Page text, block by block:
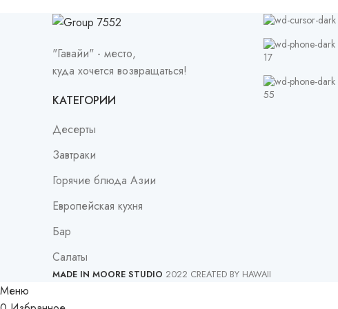
"Гавайи" - место,
куда хочется возвращаться!
КАТЕГОРИИ
Десерты
Завтраки
Горячие блюда Азии
Европейская кухня
Бар
Салаты
17
55
MADE IN MOORE STUDIO 2022 CREATED BY HAWAII
Меню